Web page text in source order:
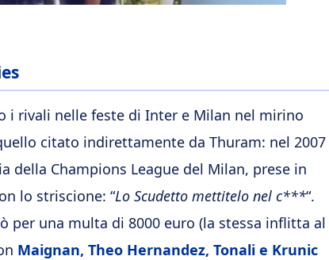
rivali nelle feste di Inter e Milan nel mirino
citato indirettamente da Thuram: nel 2007
della Champions League del Milan, prese in
lo striscione: “Lo Scudetto mettitelo nel c***“.
per una multa di 8000 euro (la stessa inflitta al
Maignan, Theo Hernandez, Tonali e Krunic